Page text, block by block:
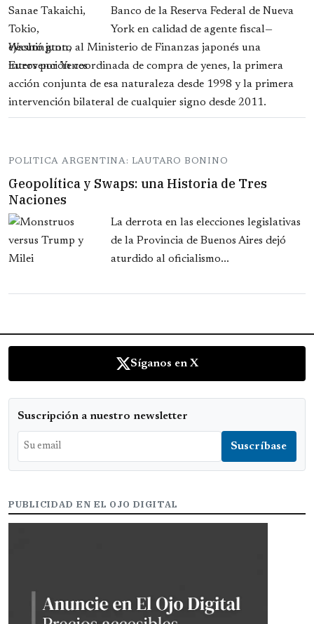
Banco de la Reserva Federal de Nueva
York en calidad de agente fiscal—
ejecutó junto al Ministerio de Finanzas japonés una
intervención coordinada de compra de yenes, la primera
acción conjunta de esa naturaleza desde 1998 y la primera
intervención bilateral de cualquier signo desde 2011.
POLITICA ARGENTINA: LAUTARO BONINO
Geopolítica y Swaps: una Historia de Tres
Naciones
La derrota en las elecciones legislativas
de la Provincia de Buenos Aires dejó
aturdido al oficialismo...
Síganos en X
Suscripción a nuestro newsletter
PUBLICIDAD EN EL OJO DIGITAL